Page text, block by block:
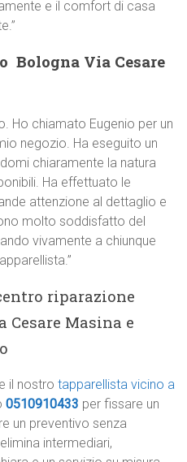
e il comfort di casa
Bologna Via Cesare
Ho chiamato Eugenio per un
negozio. Ha eseguito un
chiaramente la natura
Ha effettuato le
attenzione al dettaglio e
molto soddisfatto del
vivamente a chiunque
riparazione
Cesare Masina e
il nostrotapparellista vicino a
0510910433 per fissare un
un preventivo senza
intermediari,